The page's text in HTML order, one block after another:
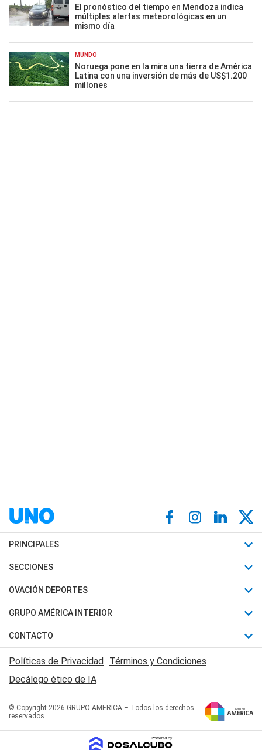
El pronóstico del tiempo en Mendoza indica
múltiples alertas meteorológicas en un
mismo día
MUNDO
Noruega pone en la mira una tierra de América
Latina con una inversión de más de US$1.200
millones
PRINCIPALES
Últimas Noticias
Política
Judiciales
Economia
SECCIONES
Horóscopo
Motores
Trucos caseros
Series y Películas
Edictos y Solicitadas
OVACIÓN DEPORTES
Fútbol
Mundial
Automovilismo
Rugby
Básquet
GRUPO AMÉRICA INTERIOR
Canal 7 en Vivo
San Juan 8
CONTACTO
Acerca de Nosotros
Contactanos
Políticas de Privacidad
Términos y Condiciones
Decálogo ético de IA
© Copyright 2026 GRUPO AMERICA – Todos los derechos
reservados